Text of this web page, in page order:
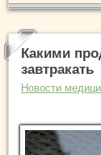
Какими
завтракать
Новости